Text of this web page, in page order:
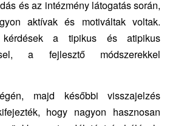
és az intézmény látogatás során,
aktívak és motiváltak voltak.
a tipikus és atipikus
a fejlesztő módszerekkel
majd későbbi visszajelzés
hogy nagyon hasznosan